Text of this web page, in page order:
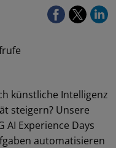
künstliche Intelligenz
steigern? Unsere
AI Experience Days
automatisieren